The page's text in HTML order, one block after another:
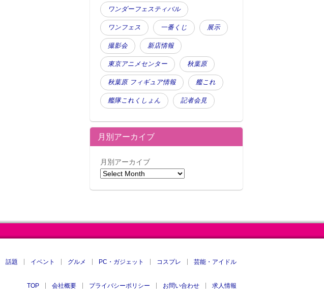
ワンダーフェスティバル
ワンフェス 一番くじ 展示
撮影会 新店情報
東京アニメセンター 秋葉原
秋葉原 フィギュア情報 艦これ
艦隊これくしょん 記者会見
月別アーカイブ
月別アーカイブ
話題 イベント グルメ PC・ガジェット コスプレ 芸能・アイドル
TOP 会社概要 プライバシーポリシー お問い合わせ 求人情報